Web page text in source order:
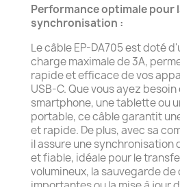
Performance optimale pour
synchronisation :
Le câble EP-DA705 est doté
charge maximale de 3A,
rapide et efficace de vos
USB-C. Que vous ayez
smartphone, une tablette ou
portable, ce câble garantit
et rapide. De plus, avec sa
il assure une synchronisation
et fiable, idéale pour le
volumineux, la sauvegarde de